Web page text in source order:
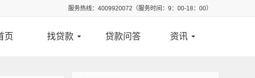
服务热线：4009920072（服务时间：9：00-18：00）
页 找贷款 贷款问答 资讯